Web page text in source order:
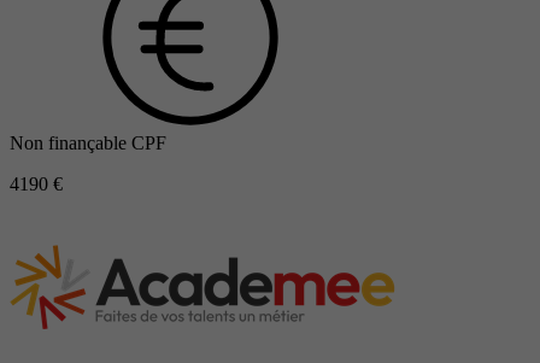
Non finançable CPF
4190 €